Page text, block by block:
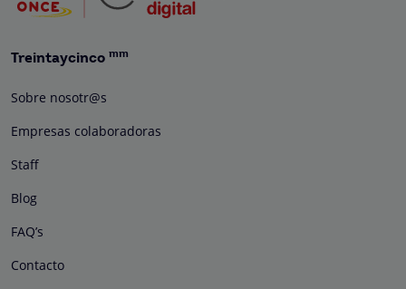
Treintaycinco mm
Sobre nosotr@s
Empresas colaboradoras
Staff
Blog
FAQ’s
Contacto